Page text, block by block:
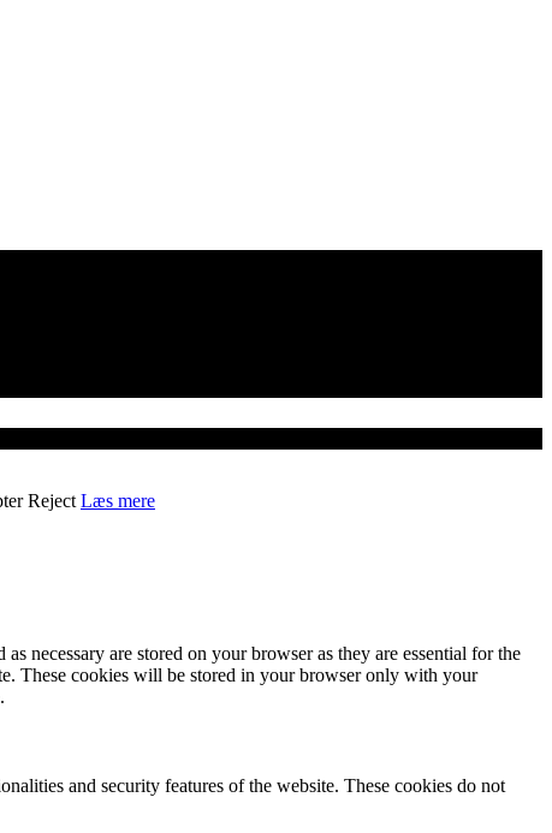
Reject Læs mere
necessary are stored on your browser as they are essential for the
These cookies will be stored in your browser only with your
and security features of the website. These cookies do not